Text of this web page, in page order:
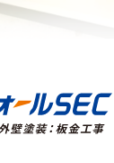
管や電気の
を行い、水